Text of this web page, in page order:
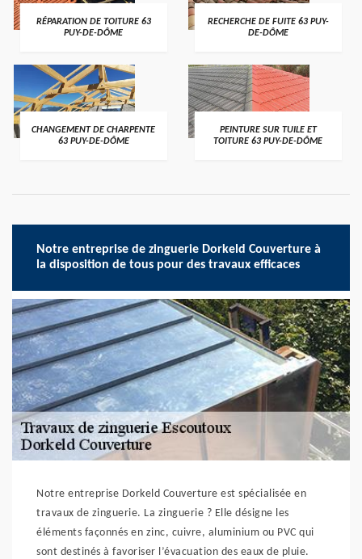
RÉPARATION DE TOITURE 63
PUY-DE-DÔME
RECHERCHE DE FUITE 63 PUY-
DE-DÔME
CHANGEMENT DE CHARPENTE
63 PUY-DE-DÔME
PEINTURE SUR TUILE ET
TOITURE 63 PUY-DE-DÔME
Notre entreprise de zinguerie Dorkeld Couverture à
la disposition de tous pour des travaux efficaces
Notre entreprise Dorkeld Couverture est spécialisée en
travaux de zinguerie. La zinguerie ? Elle désigne les
éléments façonnés en zinc, cuivre, aluminium ou PVC qui
sont destinés à favoriser l’évacuation des eaux de pluie.